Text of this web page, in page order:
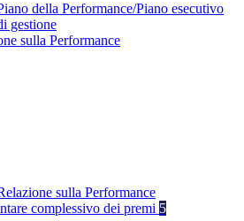
della Performance/Piano esecutivo
gestione
sulla Performance
sulla Performance
complessivo dei premi 5